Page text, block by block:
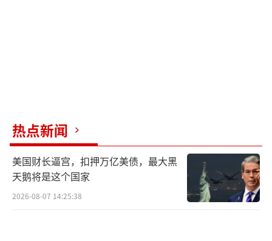
热点新闻
美国财长逼宫，扣押万亿美债，最大黑
天鹅将是这个国家
2026-08-07 14:25:38